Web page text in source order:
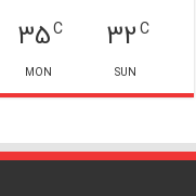
32C
SUN
35C
MON